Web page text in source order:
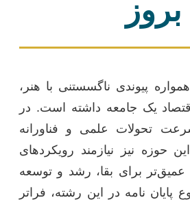
بروز
پیوندی ناگسستنی با هنر،
یک جامعه داشته است. در
تحولات علمی و فناورانه
حوزه نیز نیازمند رویکردهای
برای بقا، رشد و توسعه
نامه در این رشته، فراتر